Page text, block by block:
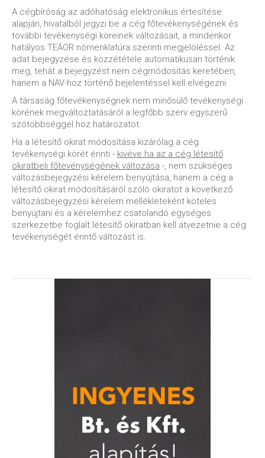
A cégbíróság az adóhatóság elektronikus értesítése
alapján, hivatalból jegyzi be a cég főtevékenységének és
további tevékenységi köreinek változásait, a mindenkor
hatályos TEÁOR nómenklatúra szerinti megjelöléssel. Az
adat bejegyzése és közzététele automatikusan történik
meg, tehát a bejegyzést nem cégmódosítás keretében,
hanem a NAV-hoz történő bejelentéssel kell elvégezni.
A társaság főtevékenységnek nem minősülő tevékenységi
körének megváltoztatásáról a legfőbb szerv egyszerű
szótöbbséggel hoz határozatot.
Ha a létesítő okirat módosítása kizárólag a cég
tevékenységi körét érinti - kivéve ha az a cég létesítő
okiratbeli főtevénységének változása -, nem szükséges
változásbejegyzési kérelem benyújtása, hanem a cég a
létesítő okirat módosításáról szóló okiratot a következő
változásbejegyzési kérelem mellékleteként köteles
benyújtani és a kérelemhez csatolandó egységes
szerkezetbe foglalt létesítő okiratban kell átvezetnie a cég
tevékenységét érintő változást is.